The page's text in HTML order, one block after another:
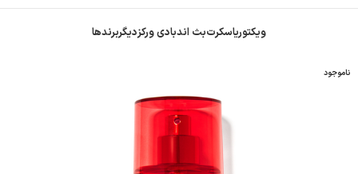
ویکتوریاسکرتبث اندبادی ورکزدیگربرندها
ناموجود